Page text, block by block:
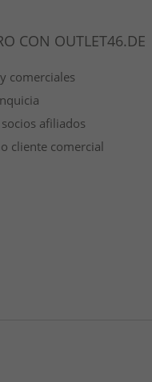
CON OUTLET46.DE
comerciales
afiliados
cliente comercial